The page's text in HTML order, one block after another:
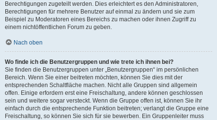
Berechtigungen zugeteilt werden. Dies erleichtert es den Administratoren,
Berechtigungen für mehrere Benutzer auf einmal zu ändern und sie zum
Beispiel zu Moderatoren eines Bereichs zu machen oder ihnen Zugriff zu
einem nichtöffentlichen Forum zu geben.
Nach oben
Wo finde ich die Benutzergruppen und wie trete ich ihnen bei?
Sie finden die Benutzergruppen unter „Benutzergruppen“ im persönlichen
Bereich. Wenn Sie einer beitreten möchten, können Sie dies mit der
entsprechenden Schaltfläche machen. Nicht alle Gruppen sind allgemein
offen. Einige erfordern erst eine Freischaltung, andere können geschlossen
sein und weitere sogar versteckt. Wenn die Gruppe offen ist, können Sie ihr
einfach durch die entsprechende Funktion beitreten; verlangt die Gruppe eine
Freischaltung, so können Sie sich für sie bewerben. Ein Gruppenleiter muss